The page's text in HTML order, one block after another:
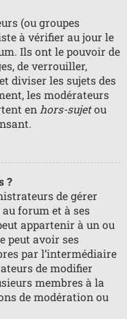
(ou groupes
à vérifier au jour le
Ils ont le pouvoir de
de verrouiller,
diviser les sujets des
les modérateurs
en hors-sujetou
?
de gérer
forum et à ses
appartenir à un ou
peut avoir ses
par l’intermédiaire
de modifier
membres à la
de modération ou